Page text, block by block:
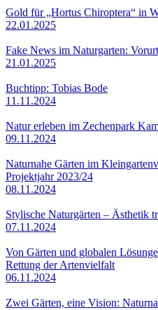
Gold für „Hortus Chiroptera“ in
22.01.2025
Fake News im Naturgarten:
21.01.2025
Buchtipp: Tobias Bode
11.11.2024
Natur erleben im Zechenpark
09.11.2024
Naturnahe Gärten im
Projektjahr 2023/24
08.11.2024
Stylische Naturgärten – Ästhetik
07.11.2024
Von Gärten und globalen
Rettung der Artenvielfalt
06.11.2024
Zwei Gärten, eine Vision: